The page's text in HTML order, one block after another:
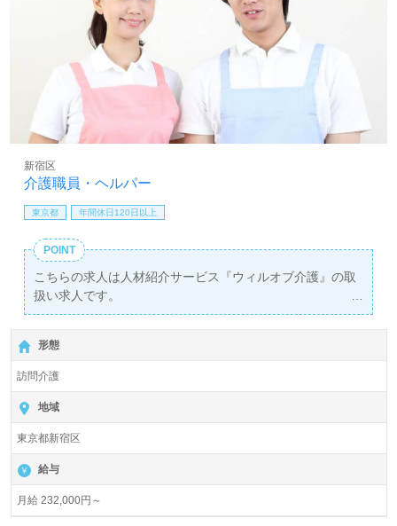
介護職員・ヘルパー
新宿区
東京都 年間休日120日以上
POINT
こちらの求人は人材紹介サービス『ウィルオブ介護』の取
扱い求人です。
詳細に関してお気軽にご相談ください♪
【無料】で皆さんの転職活動をサポートいたします。
形態
訪問介護
地域
東京都新宿区
給与
月給 232,000円～